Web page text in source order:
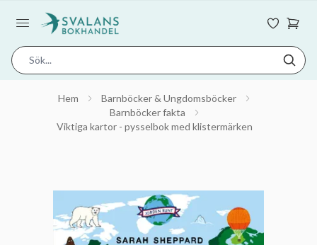
Hem
Barnböcker & Ungdomsböcker
Barnböcker fakta
Viktiga kartor - pysselbok med klistermärken